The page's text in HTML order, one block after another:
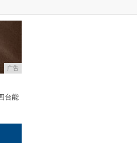
广告
台能